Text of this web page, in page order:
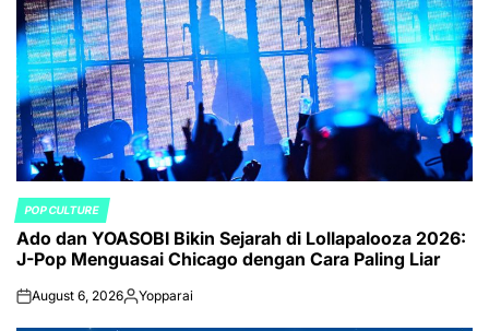
POSTED
IN
POP CULTURE
Ado dan YOASOBI Bikin Sejarah di Lollapalooza 2026:
J-Pop Menguasai Chicago dengan Cara Paling Liar
onAugust 6, 2026Posted
Yopparai